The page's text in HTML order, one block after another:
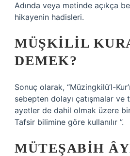
Adında veya metinde açıkça
hikayenin hadisleri.
MÜŞKILIL
DEMEK?
Sonuç olarak, “Müzingkilü’l-
sebepten dolayı çatışmalar ve
ayetler de dahil olmak üzere
Tafsir bilimine göre kullanılır ”.
MÜTEŞABIH